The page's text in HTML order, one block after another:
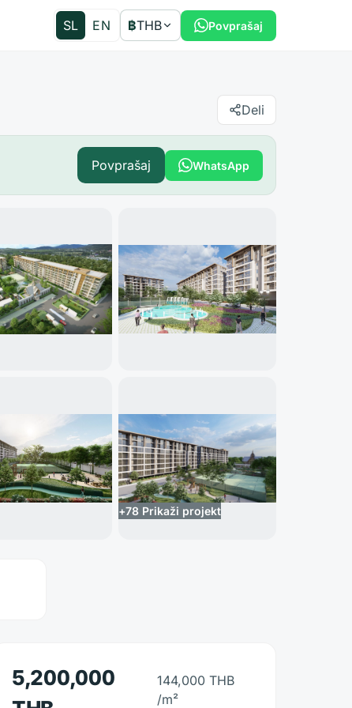
SL EN ฿THB Povprašaj
Deli
Povprašaj WhatsApp
+78 Prikaži projekt
5,200,000
144,000 THB
/m²